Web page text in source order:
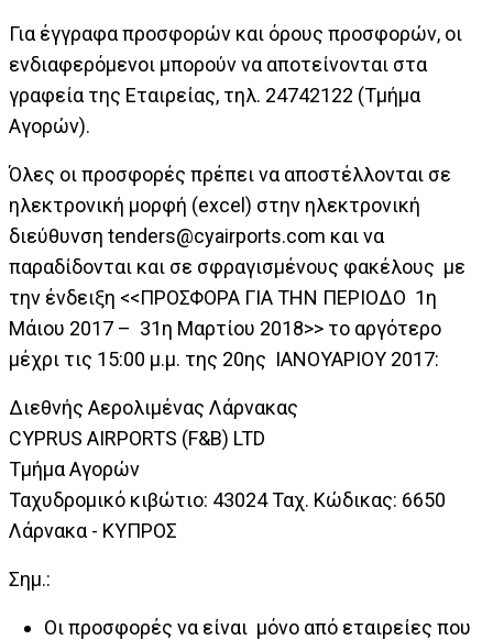
Για έγγραφα προσφορών και όρους προσφορών, οι
ενδιαφερόμενοι μπορούν να αποτείνονται στα
γραφεία της Εταιρείας, τηλ. 24742122 (Τμήμα
Αγορών).
Όλες οι προσφορές πρέπει να αποστέλλονται σε
ηλεκτρονική μορφή (excel) στην ηλεκτρονική
διεύθυνση tenders@cyairports.com και να
παραδίδονται και σε σφραγισμένους φακέλους με
την ένδειξη <<ΠΡΟΣΦΟΡΑ ΓΙΑ ΤΗΝ ΠΕΡΙΟΔΟ 1η
Μάιου 2017 – 31η Μαρτίου 2018>> το αργότερο
μέχρι τις 15:00 μ.μ. της 20ης ΙΑΝΟΥΑΡΙΟΥ 2017:
Διεθνής Αερολιμένας Λάρνακας
CYPRUS AIRPORTS (F&B) LTD
Τμήμα Αγορών
Ταχυδρομικό κιβώτιο: 43024 Ταχ. Κώδικας: 6650
Λάρνακα - ΚΥΠΡΟΣ
Σημ.:
Οι προσφορές να είναι μόνο από εταιρείες που